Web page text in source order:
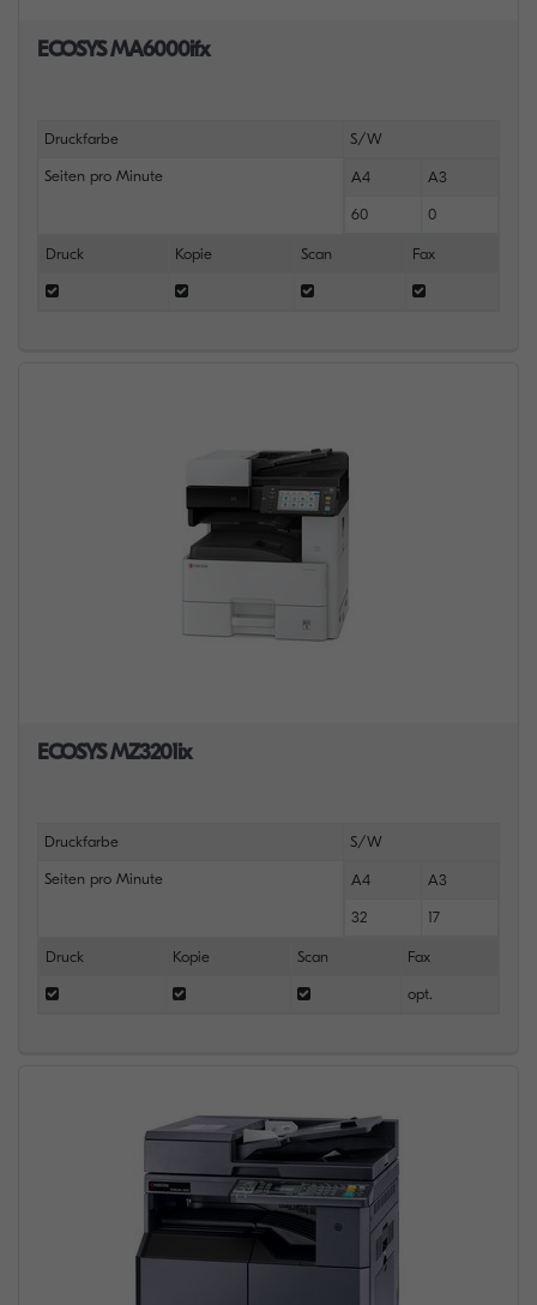
ECOSYS MA6000ifx
Druckfarbe S/W
Seiten pro Minute A4 A3
60 0
Druck Kopie Scan Fax
ECOSYS MZ3201ix
Druckfarbe S/W
Seiten pro Minute A4 A3
32 17
Druck Kopie Scan Fax
opt.